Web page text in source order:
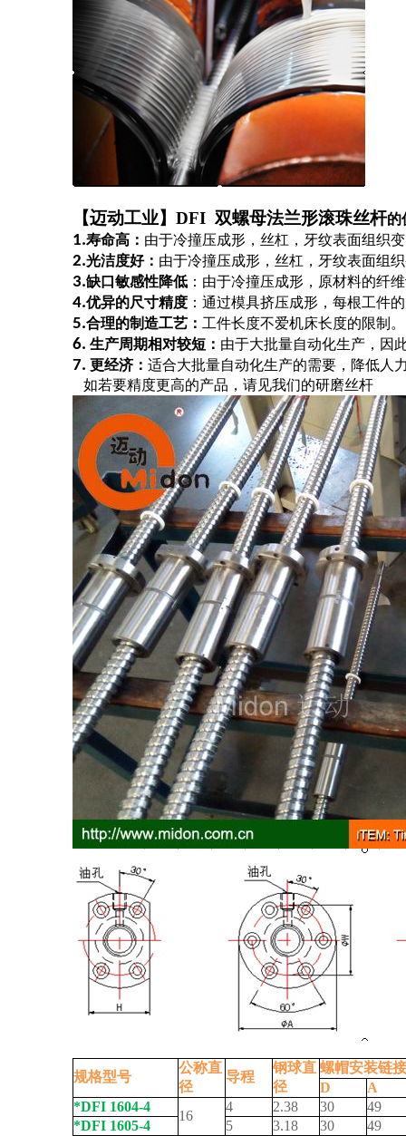
【迈动工业】DFI 双螺母法兰形滚珠丝杆的
1.寿命高： 由于冷撞压成形，丝杠，牙纹表面组织
2.光洁度好： 由于冷撞压成形，丝杠，牙纹表面组
3.缺口敏感性降低 ：由于冷撞压成形，原材料的纤
4.优异的尺寸精度 ：通过模具挤压成形，每根工件
5.合理的制造工艺： 工件长度不爱机床长度的限制。
6. 生产周期相对较短： 由于大批量自动化生产，因
7. 更经济： 适合大批量自动化生产的需要，降低人
如若要精度更高的产品，请见我们的研磨丝杆
规格型号
公称直
径
导程
钢球直
径
螺帽安装链
D
A
*DFI 1604-4
16
4 2.38 30
49
*DFI 1605-4
5 3.18 30
49